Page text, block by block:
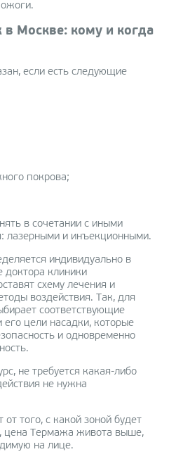
ожоги.
Москве: кому и когда
если есть следующие
покрова;
в сочетании с иными
лазерными и инъекционными.
индивидуально в
клиники
схему лечения и
воздействия. Так, для
соответствующие
его цели насадки, которые
и одновременно
не требуется какая-либо
не нужна
от того, с какой зоной будет
цена Термажа живота выше,
на лице.